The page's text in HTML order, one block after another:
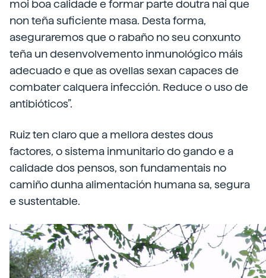
moi boa calidade e formar parte doutra nai que
non teña suficiente masa. Desta forma,
aseguraremos que o rabaño no seu conxunto
teña un desenvolvemento inmunológico máis
adecuado e que as ovellas sexan capaces de
combater calquera infección. Reduce o uso de
antibióticos”.
Ruiz ten claro que a mellora destes dous
factores, o sistema inmunitario do gando e a
calidade dos pensos, son fundamentais no
camiño dunha alimentación humana sa, segura
e sustentable.